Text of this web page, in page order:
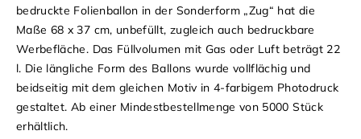
bedruckte Folienballon in der Sonderform „Zug“ hat die
Maße 68 x 37 cm, unbefüllt, zugleich auch bedruckbare
Werbefläche. Das Füllvolumen mit Gas oder Luft beträgt 22
l. Die längliche Form des Ballons wurde vollflächig und
beidseitig mit dem gleichen Motiv in 4-farbigem Photodruck
gestaltet. Ab einer Mindestbestellmenge von 5000 Stück
erhältlich.